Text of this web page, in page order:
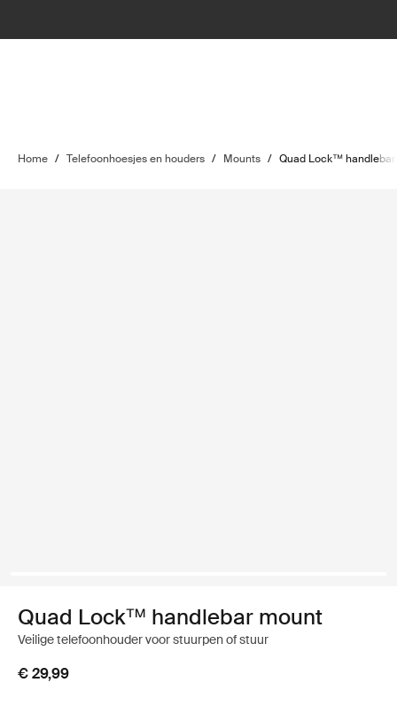
Home / Telefoonhoesjes en houders / Mounts / Quad Lock™
Quad Lock™ handlebar mount
Veilige telefoonhouder voor stuurpen of stuur
€ 29,99